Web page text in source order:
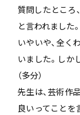
質問したところ
と言われました。
いやいや、全く
いました。しか
（多分）
先生は、芸術作
良いってことを